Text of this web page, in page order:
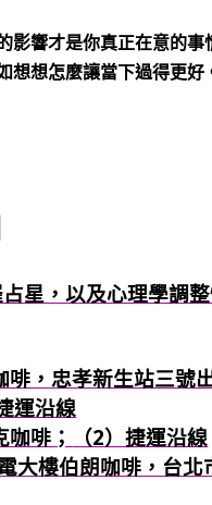
影響才是你真正在意的
想想怎麼讓當下過得更好
星，以及心理學調
，忠孝新生站三號
運沿線
啡；
（2）捷運沿線
樓伯朗咖啡，台北